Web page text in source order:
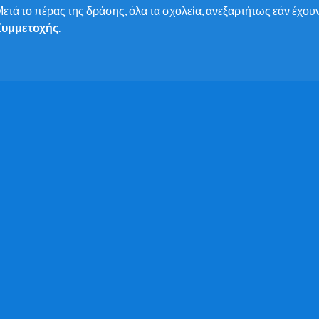
το πέρας της δράσης, όλα τα σχολεία, ανεξαρτήτως εάν
.